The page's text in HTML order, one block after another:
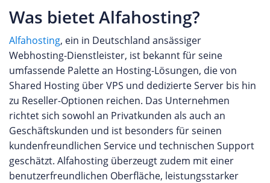
Was bietet Alfahosting?
Alfahosting, ein in Deutschland ansässiger
Webhosting-Dienstleister, ist bekannt für seine
umfassende Palette an Hosting-Lösungen, die von
Shared Hosting über VPS und dedizierte Server bis hin
zu Reseller-Optionen reichen. Das Unternehmen
richtet sich sowohl an Privatkunden als auch an
Geschäftskunden und ist besonders für seinen
kundenfreundlichen Service und technischen Support
geschätzt. Alfahosting überzeugt zudem mit einer
benutzerfreundlichen Oberfläche, leistungsstarker